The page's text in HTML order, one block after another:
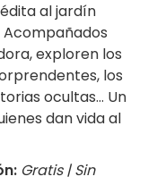
al jardín
exploren los
los
ocultas… Un
dan vida al
Gratis | Sin